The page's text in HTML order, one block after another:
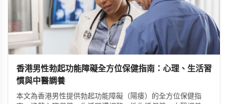
香港男性勃起功能障礙全方位保健指南：心理、生活習
慣與中醫調養
本文為香港男性提供勃起功能障礙（陽痿）的全方位保健指